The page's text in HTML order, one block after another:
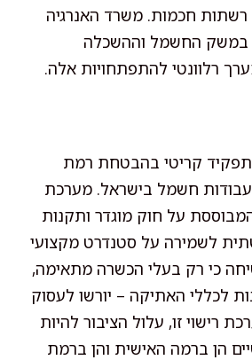
רשתות חכמות. משרד האנרגיה
במשק החשמל וההשכלה
רלוונטי להתפתחויות אלה.
קריטי בהבטחת רמת
חשמל בישראל. מערכת
על חוק מוגדר ותקנות
לשמירה על סטנדרט מקצועי
כי רק בעלי הכשרה מתאימה,
לכללי האתיקה – יורשו לעסוק
רישוי זו, עלול הציבור להיות
הן ברמה האישית והן ברמת